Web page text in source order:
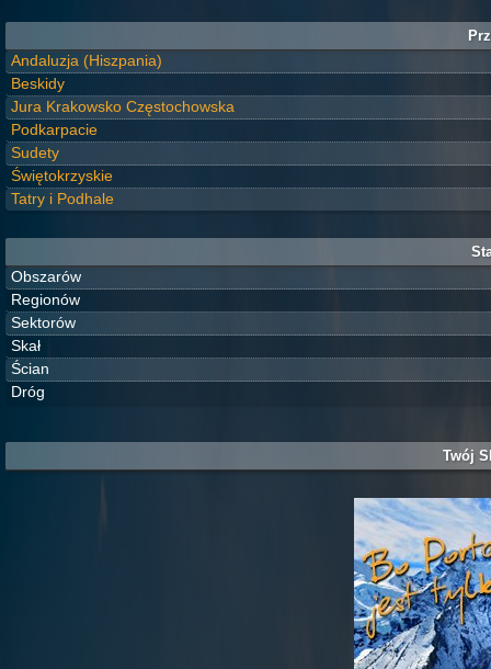
Andaluzja (Hiszpania)
Beskidy
Jura Krakowsko Częstochowska
Podkarpacie
Sudety
Świętokrzyskie
Tatry i Podhale
Obszarów
Regionów
Sektorów
Skał
Ścian
Dróg
Twój